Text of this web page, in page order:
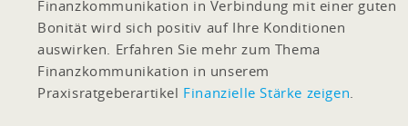
Finanzkommunikation in Verbindung mit einer guten
Bonität wird sich positiv auf Ihre Konditionen
auswirken. Erfahren Sie mehr zum Thema
Finanzkommunikation in unserem
Praxisratgeberartikel Finanzielle Stärke zeigen.